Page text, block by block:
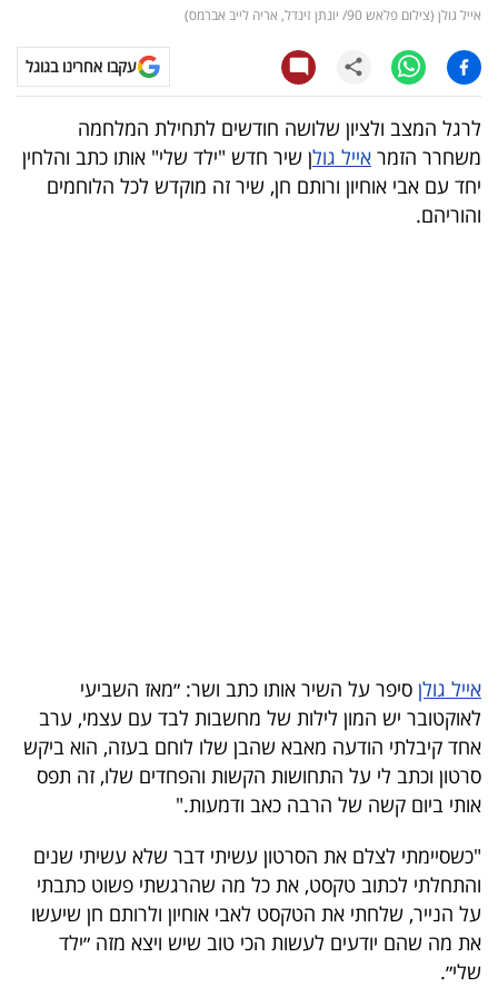
ויראלי
טלוויזיה
עסקי
ספורט
קריירה
5
המילון
הכלכלי
פודקאסט
40
UNDER
40
אייל גולן (צילום פלאש 90/ יונתן זינדל, אריה לייב אברמס)
עקבו אחרינו בגוגל
לרגל המצב ולציון שלושה חודשים לתחילת המלחמה
משחרר הזמר אייל גולן שיר חדש "ילד שלי" אותו כתב והלחין
יחד עם אבי אוחיון ורותם חן, שיר זה מוקדש לכל הלוחמים
והוריהם.
אייל גולן סיפר על השיר אותו כתב ושר: ״מאז השביעי
לאוקטובר יש המון לילות של מחשבות לבד עם עצמי, ערב
אחד קיבלתי הודעה מאבא שהבן שלו לוחם בעזה, הוא ביקש
סרטון וכתב לי על התחושות הקשות והפחדים שלו, זה תפס
אותי ביום קשה של הרבה כאב ודמעות."
"כשסיימתי לצלם את הסרטון עשיתי דבר שלא עשיתי שנים
והתחלתי לכתוב טקסט, את כל מה שהרגשתי פשוט כתבתי
על הנייר, שלחתי את הטקסט לאבי אוחיון ולרותם חן שיעשו
את מה שהם יודעים לעשות הכי טוב שיש ויצא מזה ״ילד
שלי״.